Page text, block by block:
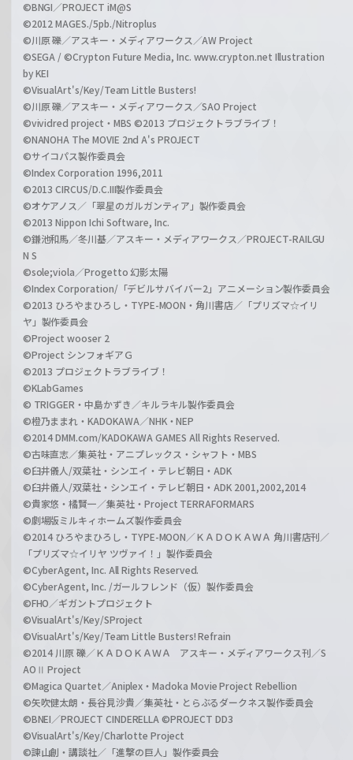
©BNGI／PROJECT iM@S
©2012 MAGES./5pb./Nitroplus
©川原 礫／アスキー・メディアワークス／AW Project
©SEGA / ©Crypton Future Media, Inc. www.crypton.net Illustration
by KEI
©VisualArt's/Key/Team Little Busters!
©川原 礫／アスキー・メディアワークス／SAO Project
©vividred project・MBS ©2013 プロジェクトラブライブ！
©NANOHA The MOVIE 2nd A's PROJECT
©サイコパス製作委員会
©Index Corporation 1996,2011
©2013 CIRCUS/D.C.III製作委員会
©オケアノス／「翠星のガルガンティア」製作委員会
©2013 Nippon Ichi Software, Inc.
©鎌池和馬／冬川基／アスキー・メディアワークス／PROJECT-RAILGU
N S
©sole;viola／Progetto 幻影太陽
©Index Corporation/「デビルサバイバー2」アニメーション製作委員会
©2013 ひろやまひろし・TYPE-MOON・角川書店／「プリズマ☆イリ
ヤ」製作委員会
©Project wooser 2
©Project シンフォギアＧ
©2013 プロジェクトラブライブ！
©KLabGames
© TRIGGER・中島かずき／キルラキル製作委員会
©橙乃ままれ・KADOKAWA／NHK・NEP
©2014 DMM.com/KADOKAWA GAMES All Rights Reserved.
©古味直志／集英社・アニプレックス・シャフト・MBS
©臼井儀人/双葉社・シンエイ・テレビ朝日・ADK
©臼井儀人/双葉社・シンエイ・テレビ朝日・ADK 2001,2002,2014
©貴家悠・橘賢一／集英社・Project TERRAFORMARS
©劇場版ミルキィホームズ製作委員会
©2014 ひろやまひろし・TYPE-MOON／ＫＡＤＯＫＡＷＡ 角川書店刊／
「プリズマ☆イリヤ ツヴァイ！」製作委員会
©CyberAgent, Inc. All Rights Reserved.
©CyberAgent, Inc. /ガールフレンド（仮）製作委員会
©FHO／ギガントプロジェクト
©VisualArt's/Key/SProject
©VisualArt's/Key/Team Little Busters! Refrain
©2014 川原 礫／ＫＡＤＯＫＡＷＡ アスキー・メディアワークス刊／S
AOⅡ Project
©Magica Quartet／Aniplex・Madoka Movie Project Rebellion
©矢吹健太朗・長谷見沙貴／集英社・とらぶるダークネス製作委員会
©BNEI／PROJECT CINDERELLA ©PROJECT DD3
©VisualArt's/Key/Charlotte Project
©諫山創・講談社／「進撃の巨人」製作委員会